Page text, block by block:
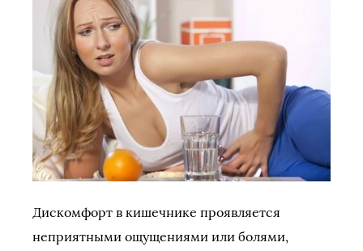
Дискомфорт в кишечнике проявляется
неприятными ощущениями или болями,